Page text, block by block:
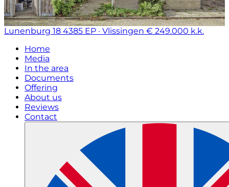
Lunenburg 18 4385 EP · Vlissingen € 249.000 k.k.
Home
Media
In the area
Documents
Offering
About us
Reviews
Contact